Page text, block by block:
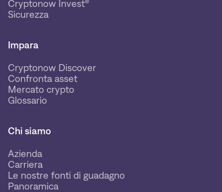
Cryptonow Invest®
Sicurezza
Impara
Cryptonow Discover
Confronta asset
Mercato crypto
Glossario
Chi siamo
Azienda
Carriera
Le nostre fonti di guadagno
Panoramica